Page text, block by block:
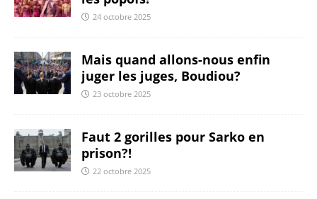
24 octobre 2025
Mais quand allons-nous enfin
juger les juges, Boudiou?
23 octobre 2025
Faut 2 gorilles pour Sarko en
prison?!
22 octobre 2025